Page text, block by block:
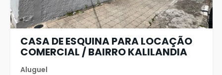
CASA DE ESQUINA PARA LOCAÇÃO
COMERCIAL / BAIRRO KALILANDIA
Aluguel